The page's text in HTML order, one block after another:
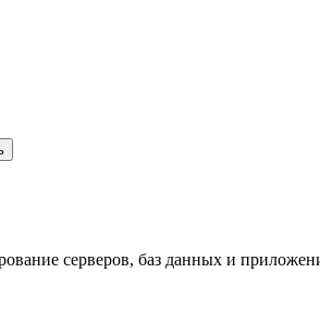
серверов, баз данных и